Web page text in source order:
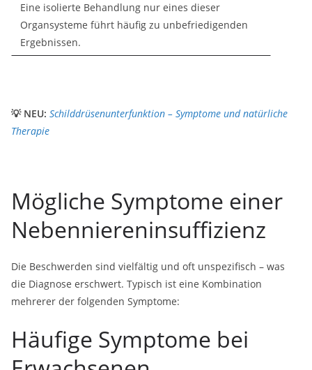
Eine isolierte Behandlung nur eines dieser
Organsysteme führt häufig zu unbefriedigenden
Ergebnissen.
💡 NEU: Schilddrüsenunterfunktion – Symptome und natürliche
Therapie
Mögliche Symptome einer
Nebenniereninsuffizienz
Die Beschwerden sind vielfältig und oft unspezifisch – was
die Diagnose erschwert. Typisch ist eine Kombination
mehrerer der folgenden Symptome:
Häufige Symptome bei